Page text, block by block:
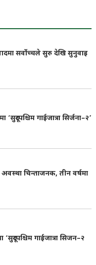
सर्वोच्चले सुरु देखि सुनुवाइ
गाईजात्रा सिर्जना–२’
अवस्था चिन्ताजनक, तीन वर्षमा
गाईजात्रा सिजन–२